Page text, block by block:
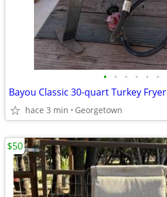
• • • • • •
Bayou Classic 30-quart Turkey Fryer
hace 3 min Georgetown
$50